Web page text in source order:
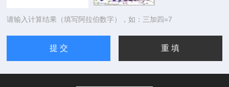
请输入计算结果（填写阿拉伯数字），如：三加四=7